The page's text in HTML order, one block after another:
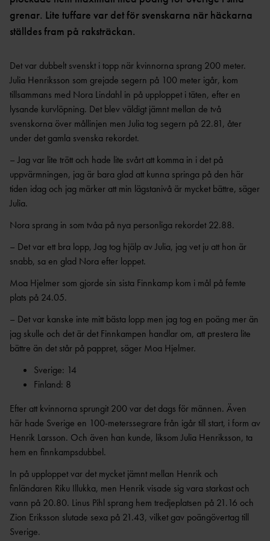
NYHETER SAMARBETEN &
NYHETER FRÅN
RF
PARAFRIIDRO
TT
MÄSTERSKAPSGRUPPEN
2026
ANTIDOPING
UTBILDNING
AR
DISPENS
VISTELSERAPPORTERI
NG
AN
TRYGGHET
INKLUDERANDE
FRIIDROTT
FRIIDROTT
SÄKER
FRIIDROTT
FRISK
FRIIDROTT
FRIIDROTTENS SPELREGLER -
UPPFÖRANDEKOD
GRENPROGRAM &
POÄNGTABELLER
INTYG
KASTSÄKERH
ET
BANMÄTNIN
G
TÄVLINGAR FÖR
BARN
TÄVLINGAR FÖR
UNGDOM
SVENSKA MÄSTERSKAP
SM-TÄVLINGAR OCH
SM-
BESTÄMMELSER
ANSÖK/ARRANGERA
MÄSTERSKAP
SÄKERHETSBESIKTNING LÅNGA
KAST
BÄSTA SM-
LAG-
SM
SVENSKA
FRIIDROTTSCUPEN
LAG-
USM
INTERNATIONELLA
MÄSTERSKAP
LEAGUE
UTMÄRKELSER OCH
SVENSKA
VÄRLDSREKORD
SVENSKA
NCAA – AMERIKANSKA
UNIVERSITETSMÄSTERSKAPEN
GP-
ATEA
FRIIDROTTSGALAN
PRENUMERATIONER
FÖRENINGSPRENUMERATI
ON
PRIVATPRENUMERATI
ON
RESULTATRAPPORTERI
NG
AREN
LÅNGLOP
P
grenar. Lite tuffare var det för svenskarna när häckarna
ställdes fram på raksträckan.
Det var dubbelt svenskt i topp när kvinnorna sprang 200 meter.
Julia Henriksson som grejade segern på 100 meter igår, kom
tillsammans med Nora Lindahl in på upploppet i täten, efter en
lysande kurvlöpning. Det blev väldigt jämnt mellan de två
svenskorna över mållinjen men Julia tog segern på 22.81, åter
under det gamla svenska rekordet.
– Jag var lite trött och hade lite svårt att komma in i det på
uppvärmningen, jag är bara glad att kunna springa på den här
tiden idag och jag märker att min lägstanivå är mycket bättre, säger
Julia.
Nora sprang in som tvåa på nya personliga rekordet 22.88.
– Det var ett bra lopp, Jag tog hjälp av Julia, jag vet ju att hon är
snabb, sa en glad Nora efter loppet.
Moa Hjelmer som gjorde sin sista Finnkamp kom i mål på femte
plats på 24.05.
– Det var kanske inte mitt bästa lopp men jag tog en poäng mer än
jag skulle och det är det Finnkampen handlar om, att prestera lite
bättre än det står på pappret, säger Moa Hjelmer.
Sverige: 14
Finland: 8
Efter att kvinnorna sprungit 200 var det dags för männen. Även
här hade Sverige en 100-meterssegrare från igår till start, i form av
Henrik Larsson. Och även han kunde, liksom Julia Henriksson, ta
hem en finnkampsdubbel.
In på upploppet var det mycket jämnt mellan Henrik och
finländaren Riku Illukka, men Henrik visade sig vara starkast och
vann på 20.80. Linus Pihl sprang hem tredjeplatsen på 21.16 och
Zion Eriksson slutade sexa på 21.43, vilket gav poängövertag till
Sverige.